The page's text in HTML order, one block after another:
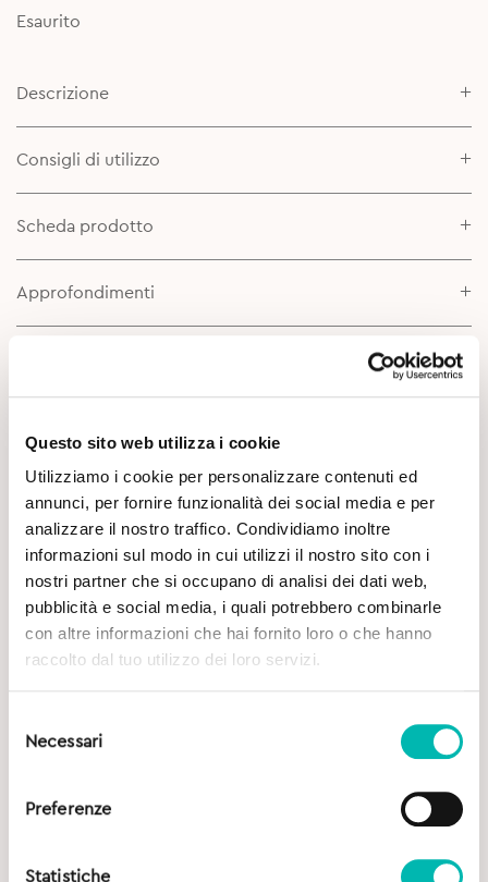
Questo sito web utilizza i cookie
Utilizziamo i cookie per personalizzare contenuti ed
annunci, per fornire funzionalità dei social media e per
analizzare il nostro traffico. Condividiamo inoltre
informazioni sul modo in cui utilizzi il nostro sito con i
nostri partner che si occupano di analisi dei dati web,
pubblicità e social media, i quali potrebbero combinarle
con altre informazioni che hai fornito loro o che hanno
raccolto dal tuo utilizzo dei loro servizi.
delNecessari
Preferenze
Statistiche
was:
is:
Esaurito
Descrizione
Consigli di utilizzo
Scheda prodotto
Approfondimenti
Potrebbe Interessarti